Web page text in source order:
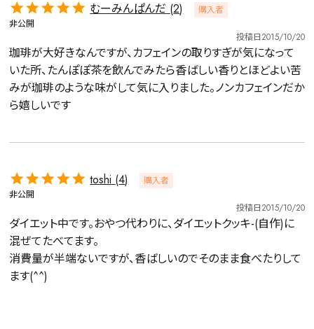
むーみんぱんだ 2
購入者
非公開
投稿日2015/10/20
珈琲が大好きなんですが、カフェインの取りすぎが気になって
いた所、たんぽぽ茶を飲んでみたら香ばしい香りとほどよい苦
みが珈琲のような味がして気に入りました。ノンカフェインだか
ら嬉しいです
toshi 4
購入者
非公開
投稿日2015/10/20
ダイエット中です。おやつ代わりに、ダイエットクッキ-(自作)に
混ぜてたべてます。
消費量が半端ないですが、香ばしいのでそのまま食べたりして
ます(^^)